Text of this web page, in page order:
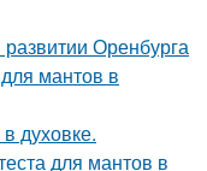
Оренбурга
мантов в
духовке.
для мантов в